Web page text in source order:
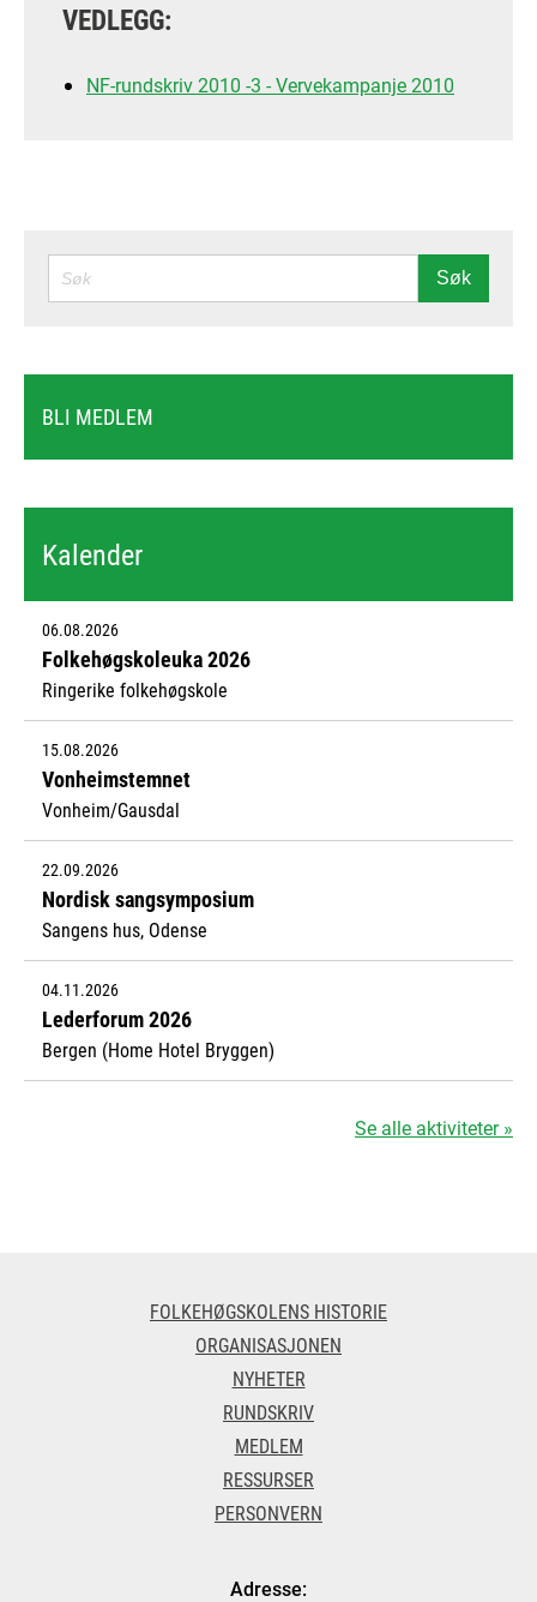
VEDLEGG:
NF-rundskriv 2010 -3 - Vervekampanje 2010
SØK Søk
BLI MEDLEM
Kalender
06.08.2026
Folkehøgskoleuka 2026
Ringerike folkehøgskole
15.08.2026
Vonheimstemnet
Vonheim/Gausdal
22.09.2026
Nordisk sangsymposium
Sangens hus, Odense
04.11.2026
Lederforum 2026
Bergen (Home Hotel Bryggen)
Se alle aktiviteter »
FOLKEHØGSKOLENS HISTORIE
ORGANISASJONEN
NYHETER
RUNDSKRIV
MEDLEM
RESSURSER
PERSONVERN
Adresse: